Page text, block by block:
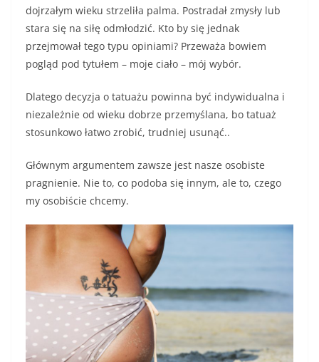
dojrzałym wieku strzeliła palma. Postradał zmysły lub
stara się na siłę odmłodzić. Kto by się jednak
przejmował tego typu opiniami? Przeważa bowiem
pogląd pod tytułem – moje ciało – mój wybór.
Dlatego decyzja o tatuażu powinna być indywidualna i
niezależnie od wieku dobrze przemyślana, bo tatuaż
stosunkowo łatwo zrobić, trudniej usunąć..
Głównym argumentem zawsze jest nasze osobiste
pragnienie. Nie to, co podoba się innym, ale to, czego
my osobiście chcemy.